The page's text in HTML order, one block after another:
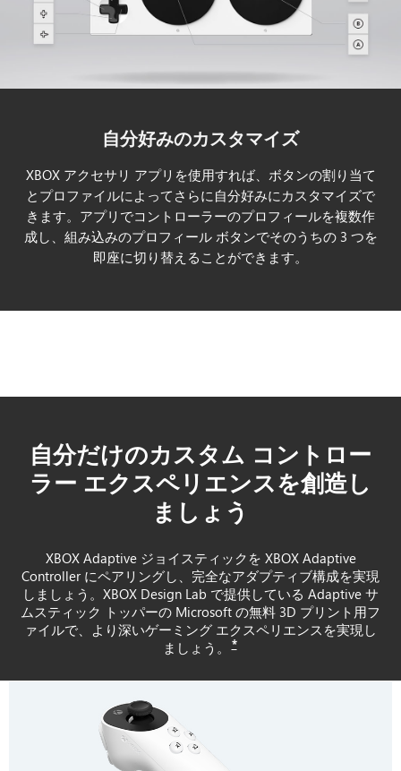
自分好みのカスタマイズ
XBOX アクセサリ アプリを使用すれば、ボタンの割り当て
とプロファイルによってさらに自分好みにカスタマイズで
きます。アプリでコントローラーのプロフィールを複数作
成し、組み込みのプロフィール ボタンでそのうちの 3 つを
即座に切り替えることができます。
自分だけのカスタム コントロー
ラー エクスペリエンスを創造し
ましょう
XBOX Adaptive ジョイスティックを XBOX Adaptive
Controller にペアリングし、完全なアダプティブ構成を実現
しましょう。XBOX Design Lab で提供している Adaptive サ
ムスティック トッパーの Microsoft の無料 3D プリント用フ
ァイルで、より深いゲーミング エクスペリエンスを実現し
ましょう。
*